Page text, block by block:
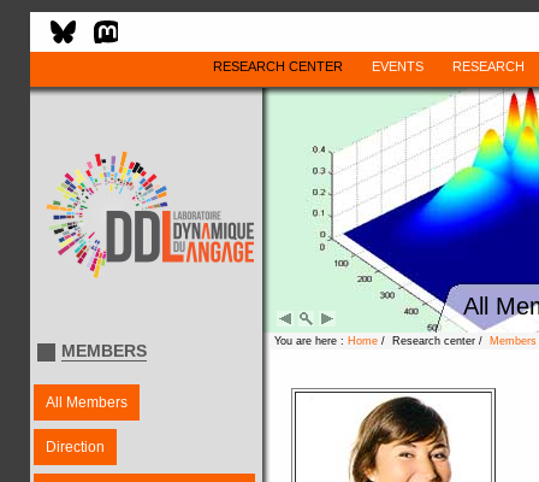
RESEARCH CENTER EVENTS RESEARCH
All
MEMBERS
All Members
Direction
You are here : Home / Research center / Members